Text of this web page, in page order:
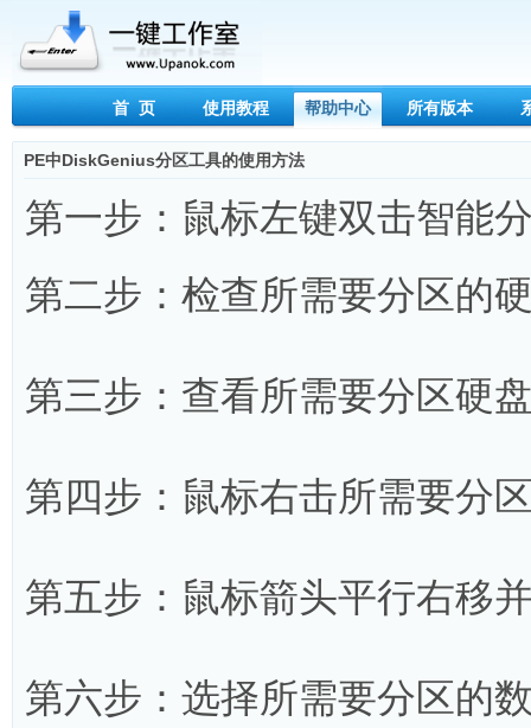
首 页 使用教程 帮助中心 所有版本
PE中DiskGenius分区工具的使用方法
第一步：鼠标左键双击智能
第二步：检查所需要分区的
第三步：查看所需要分区硬
第四步：鼠标右击所需要分
第五步：鼠标箭头平行右移
第六步：选择所需要分区的